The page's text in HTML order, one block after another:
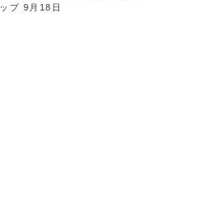
ップ 9月18日